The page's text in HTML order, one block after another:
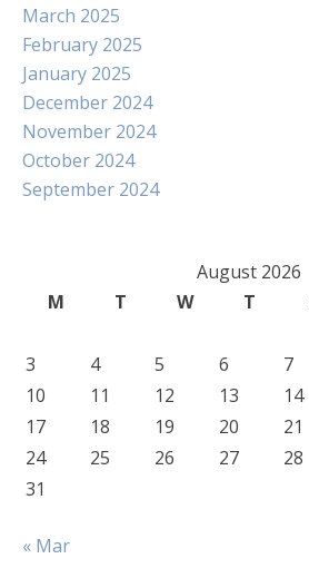
March 2025
February 2025
January 2025
December 2024
November 2024
October 2024
September 2024
August 2026
M
T W T
3
4 5 6 7
10
11 12 13 14
17
18 19 20 21
24
25 26 27 28
31
« Mar